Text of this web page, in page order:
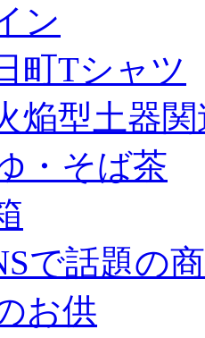
ン
町Tシャツ
焔型土器
・そば茶
で話題の
お供